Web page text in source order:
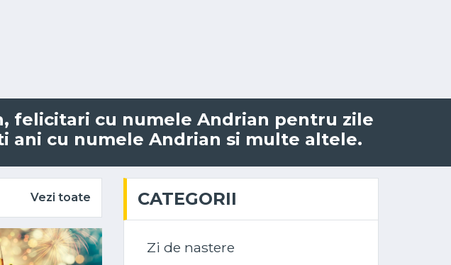
felicitari cu numele Andrian pentru zile
ani cu numele Andrian si multe altele.
Vezi toate CATEGORII
Zi de nastere